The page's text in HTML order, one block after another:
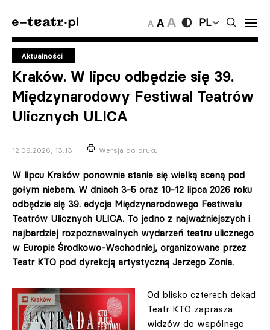
PL
Aktualności
Kraków. W lipcu odbędzie się 39.
Międzynarodowy Festiwal Teatrów
Ulicznych ULICA
12.06.2026, 13:13 Wersja do druku
W lipcu Kraków ponownie stanie się wielką sceną pod
gołym niebem. W dniach 3-5 oraz 10-12 lipca 2026 roku
odbędzie się 39. edycja Międzynarodowego Festiwalu
Teatrów Ulicznych ULICA. To jedno z najważniejszych i
najbardziej rozpoznawalnych wydarzeń teatru ulicznego
w Europie Środkowo-Wschodniej, organizowane przez
Teatr KTO pod dyrekcją artystyczną Jerzego Zonia.
Od blisko czterech dekad
Teatr KTO zaprasza
widzów do wspólnego